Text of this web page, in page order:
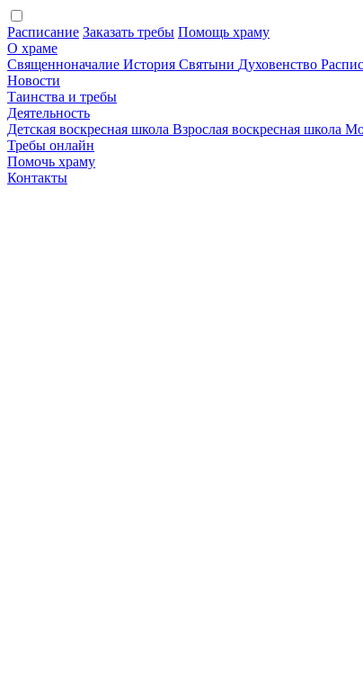
Расписание Заказать требы Помощь храму
О храме
Священноначалие История Святыни Духовенство
Новости
Таинства и требы
Деятельность
Детская воскресная школа Взрослая воскресная школа
Требы онлайн
Помочь храму
Контакты